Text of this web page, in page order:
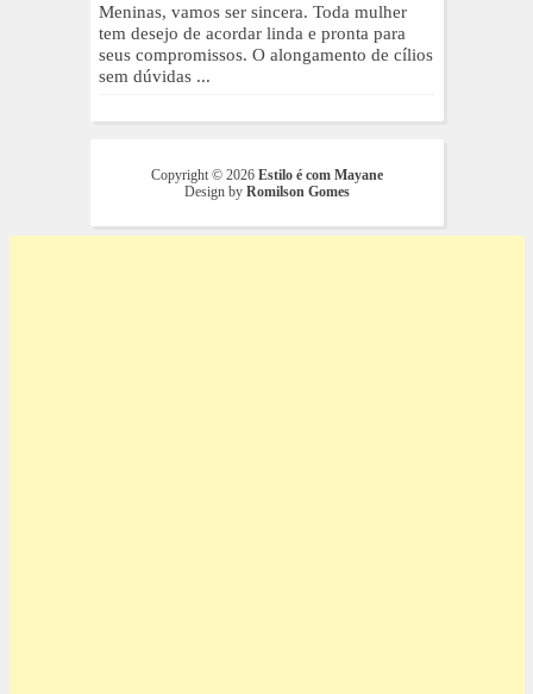
Meninas, vamos ser sincera. Toda mulher
tem desejo de acordar linda e pronta para
seus compromissos. O alongamento de cílios
sem dúvidas ...
Copyright © 2026 Estilo é com Mayane
Design by Romilson Gomes